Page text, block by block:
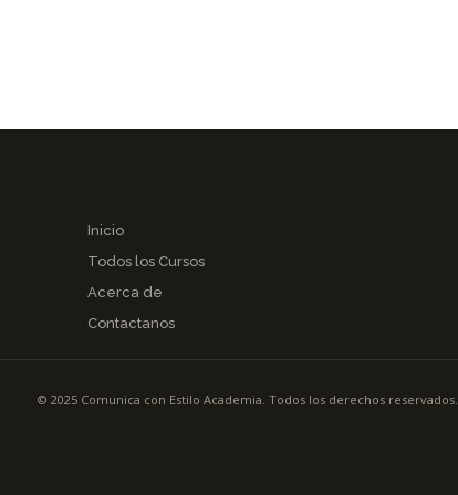
Inicio
Todos los Cursos
Acerca de
Contactanos
© 2025 Comunica con Estilo Academia. Todos los derechos reservados.